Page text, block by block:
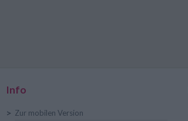
Info
> Zur mobilen Version